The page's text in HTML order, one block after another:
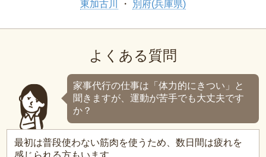
東加古川
別府(兵庫県)
よくある質問
家事代行の仕事は「体力的にきつい」と
聞きますが、運動が苦手でも大丈夫です
か？
最初は普段使わない筋肉を使うため、数日間は疲れを
感じられる方もいます。